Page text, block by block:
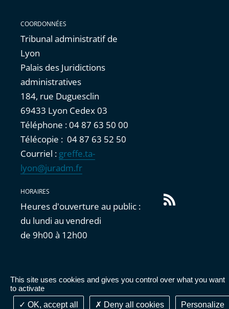
This site uses cookies and gives you control over what you want
to activate
OK, accept all
Deny all cookies Personalize
COORDONNÉES
Tribunal administratif de
Lyon
Palais des Juridictions
administratives
184, rue Duguesclin
69433 Lyon Cedex 03
Téléphone : 04 87 63 50 00
Télécopie : 04 87 63 52 50
Courriel : greffe.ta-
lyon@juradm.fr
HORAIRES
Heures d'ouverture au public :
du lundi au vendredi
de 9h00 à 12h00
Flux
RSS
Accessibilité : partiellement conforme
légales|Cookies Données personnelles